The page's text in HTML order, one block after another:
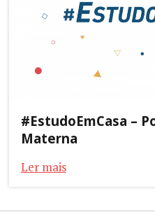
#EstudoEmCasa –
Materna
Ler mais